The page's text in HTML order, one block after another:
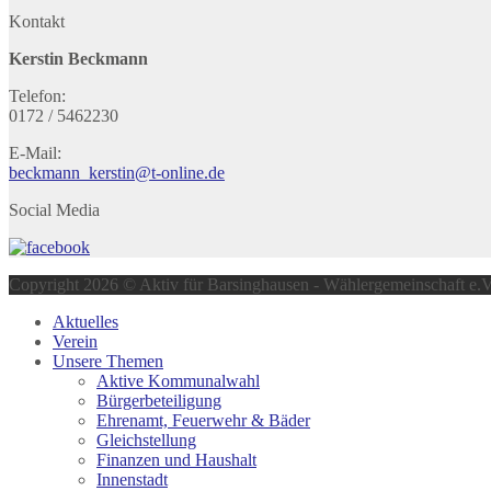
Kontakt
Kerstin Beckmann
Telefon:
0172 / 5462230
E-Mail:
beckmann_kerstin@t-online.de
Social Media
Copyright 2026 © Aktiv für Barsinghausen - Wählergemeinschaft
Aktuelles
Verein
Unsere Themen
Aktive Kommunalwahl
Bürgerbeteiligung
Ehrenamt, Feuerwehr & Bäder
Gleichstellung
Finanzen und Haushalt
Innenstadt